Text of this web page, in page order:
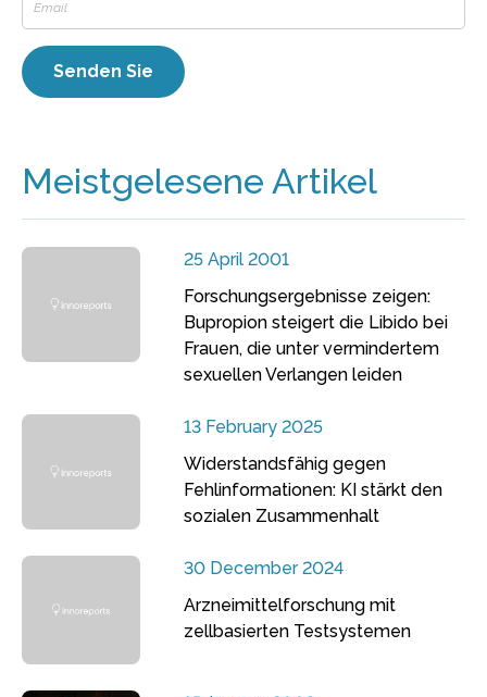
Meistgelesene Artikel
25 April 2001
Forschungsergebnisse zeigen:
Bupropion steigert die Libido bei
Frauen, die unter vermindertem
sexuellen Verlangen leiden
13 February 2025
Widerstandsfähig gegen
Fehlinformationen: KI stärkt den
sozialen Zusammenhalt
30 December 2024
Arzneimittelforschung mit
zellbasierten Testsystemen